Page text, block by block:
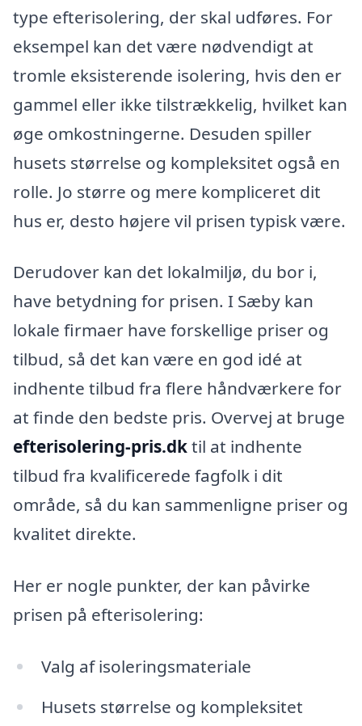
type efterisolering, der skal udføres. For
eksempel kan det være nødvendigt at
tromle eksisterende isolering, hvis den er
gammel eller ikke tilstrækkelig, hvilket kan
øge omkostningerne. Desuden spiller
husets størrelse og kompleksitet også en
rolle. Jo større og mere kompliceret dit
hus er, desto højere vil prisen typisk være.
Derudover kan det lokalmiljø, du bor i,
have betydning for prisen. I Sæby kan
lokale firmaer have forskellige priser og
tilbud, så det kan være en god idé at
indhente tilbud fra flere håndværkere for
at finde den bedste pris. Overvej at bruge
efterisolering-pris.dktil at indhente
tilbud fra kvalificerede fagfolk i dit
område, så du kan sammenligne priser og
kvalitet direkte.
Her er nogle punkter, der kan påvirke
prisen på efterisolering:
Valg af isoleringsmateriale
Husets størrelse og kompleksitet